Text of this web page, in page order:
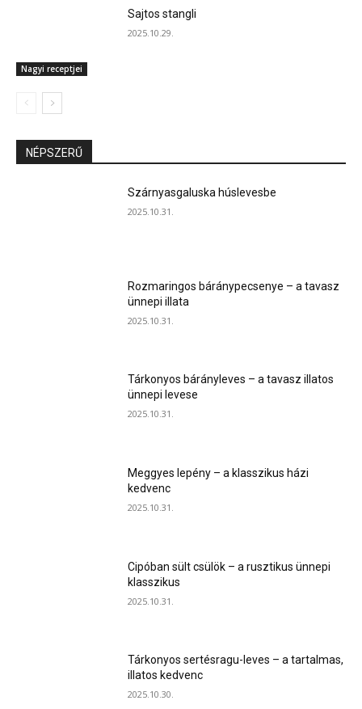
Nagyi receptjei
Sajtos stangli
2025.10.29.
NÉPSZERŰ
Szárnyasgaluska húslevesbe
2025.10.31.
Rozmaringos báránypecsenye – a tavasz
ünnepi illata
2025.10.31.
Tárkonyos bárányleves – a tavasz illatos
ünnepi levese
2025.10.31.
Meggyes lepény – a klasszikus házi
kedvenc
2025.10.31.
Cipóban sült csülök – a rusztikus ünnepi
klasszikus
2025.10.31.
Tárkonyos sertésragu-leves – a tartalmas,
illatos kedvenc
2025.10.30.